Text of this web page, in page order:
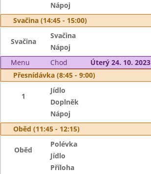
Nápoj
Svačina (14:45 - 15:00)
Svačina
Svačina
Nápoj
Menu
Chod
Úterý 24. 10. 2023
Přesnídávka (8:45 - 9:00)
1
Jídlo
Doplněk
Nápoj
Oběd (11:45 - 12:15)
Oběd
Polévka
Jídlo
Příloha